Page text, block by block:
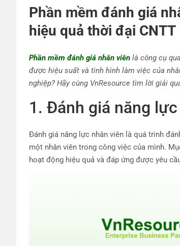
Phần mềm đánh giá
hiệu quả thời đại CNTT
Phần mềm đánh giá nhân viên ​là công cụ
được hiệu suất và tình hình làm việc của
nghiệp? Hãy cùng VnResource tìm lời giải
1. Đánh giá năng
Đánh giá năng lực nhân viên là quá trình
một nhân viên trong công việc của mình.
hoạt động hiệu quả và đáp ứng được yêu